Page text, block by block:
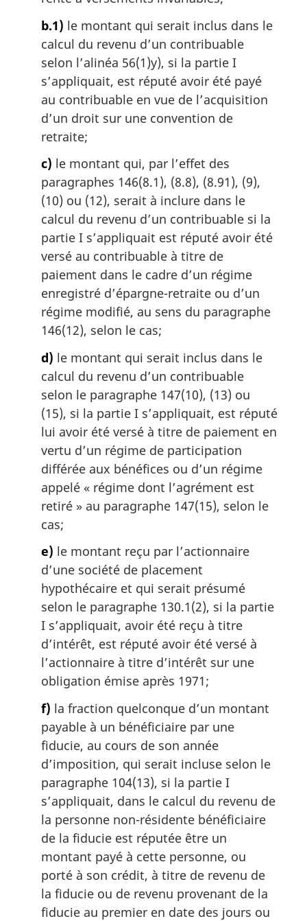
b.1) le montant qui serait inclus dans le
calcul du revenu d’un contribuable
selon l’alinéa 56(1)y), si la partie I
s’appliquait, est réputé avoir été payé
au contribuable en vue de l’acquisition
d’un droit sur une convention de
retraite;
c) le montant qui, par l’effet des
paragraphes 146(8.1), (8.8), (8.91), (9),
(10) ou (12), serait à inclure dans le
calcul du revenu d’un contribuable si la
partie I s’appliquait est réputé avoir été
versé au contribuable à titre de
paiement dans le cadre d’un régime
enregistré d’épargne-retraite ou d’un
régime modifié, au sens du paragraphe
146(12), selon le cas;
d) le montant qui serait inclus dans le
calcul du revenu d’un contribuable
selon le paragraphe 147(10), (13) ou
(15), si la partie I s’appliquait, est réputé
lui avoir été versé à titre de paiement en
vertu d’un régime de participation
différée aux bénéfices ou d’un régime
appelé « régime dont l’agrément est
retiré » au paragraphe 147(15), selon le
cas;
e) le montant reçu par l’actionnaire
d’une société de placement
hypothécaire et qui serait présumé
selon le paragraphe 130.1(2), si la partie
I s’appliquait, avoir été reçu à titre
d’intérêt, est réputé avoir été versé à
l’actionnaire à titre d’intérêt sur une
obligation émise après 1971;
f) la fraction quelconque d’un montant
payable à un bénéficiaire par une
fiducie, au cours de son année
d’imposition, qui serait incluse selon le
paragraphe 104(13), si la partie I
s’appliquait, dans le calcul du revenu de
la personne non-résidente bénéficiaire
de la fiducie est réputée être un
montant payé à cette personne, ou
porté à son crédit, à titre de revenu de
la fiducie ou de revenu provenant de la
fiducie au premier en date des jours ou